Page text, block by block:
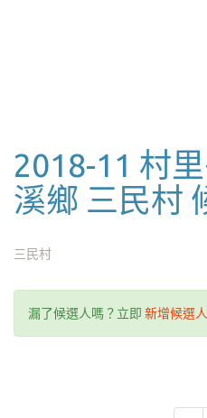
2018-11 村
溪鄉 三民村
三民村
漏了候選人嗎？立即 新增候選人